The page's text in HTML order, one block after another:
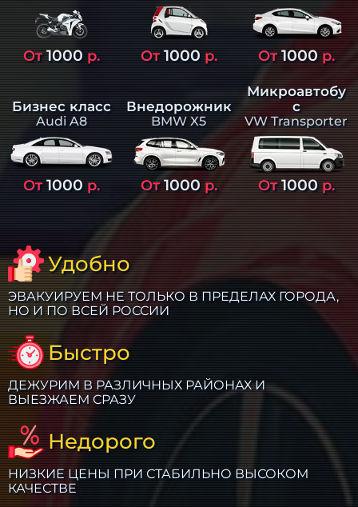
От1000 р. От1000р. От1000р.
Бизнес класс
Audi A8
От1000 р.
Внедорожник
BMW X5
От1000р.
Микроавтобу
с
VW Transporter
От1000р.
Удобно
ЭВАКУИРУЕМ НЕ ТОЛЬКО В ПРЕДЕЛАХ ГОРОДА,
НО И ПО ВСЕЙ РОССИИ
Быстро
ДЕЖУРИМ В РАЗЛИЧНЫХ РАЙОНАХ И
ВЫЕЗЖАЕМ СРАЗУ
Недорого
НИЗКИЕ ЦЕНЫ ПРИ СТАБИЛЬНО ВЫСОКОМ
КАЧЕСТВЕ